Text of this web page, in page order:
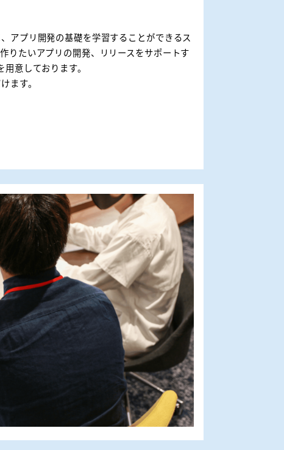
アプリ開発の基礎を学習することができるス
りたいアプリの開発、リリースをサポートす
意しております。
ます。